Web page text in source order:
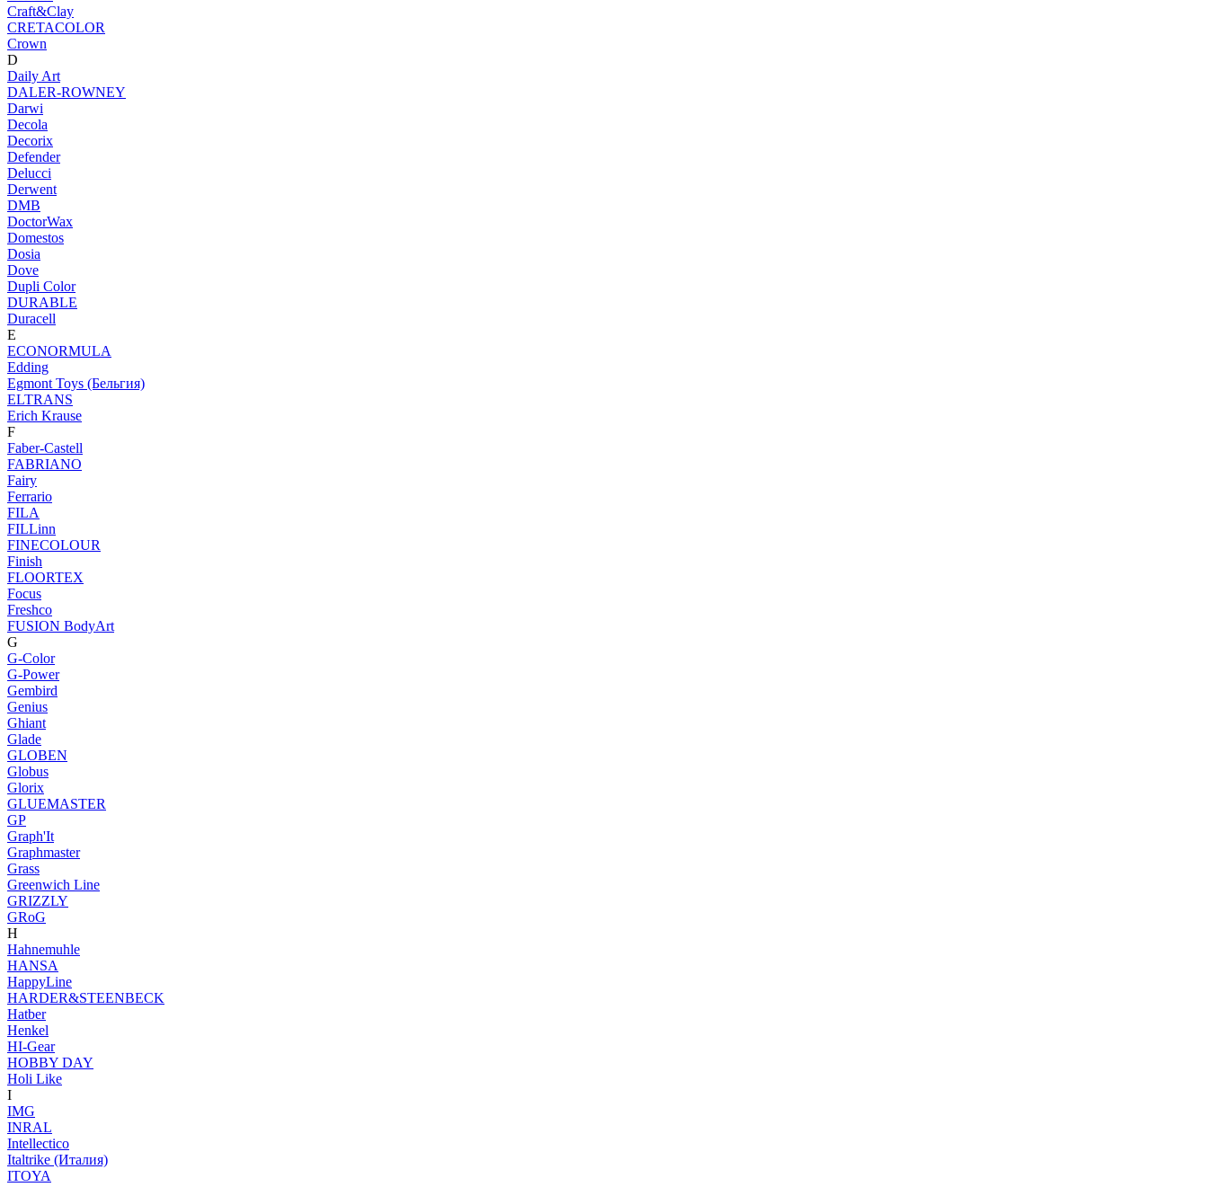
Craft&Clay
CRETACOLOR
Crown
D
Daily Art
DALER-ROWNEY
Darwi
Decola
Decorix
Defender
Delucci
Derwent
DMB
DoctorWax
Domestos
Dosia
Dove
Dupli Color
DURABLE
Duracell
E
ECONORMULA
Edding
Egmont Toys (Бельгия)
ELTRANS
Erich Krause
F
Faber-Castell
FABRIANO
Fairy
Ferrario
FILA
FILLinn
FINECOLOUR
Finish
FLOORTEX
Focus
Freshco
FUSION BodyArt
G
G-Color
G-Power
Gembird
Genius
Ghiant
Glade
GLOBEN
Globus
Glorix
GLUEMASTER
GP
Graph'It
Graphmaster
Grass
Greenwich Line
GRIZZLY
GRoG
H
Hahnemuhle
HANSA
HappyLine
HARDER&STEENBECK
Hatber
Henkel
HI-Gear
HOBBY DAY
Holi Like
I
IMG
INRAL
Intellectico
Italtrike (Италия)
ITOYA